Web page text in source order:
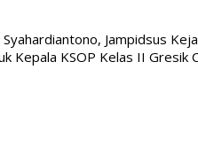
Jampidsus
Kepala KSOP Kelas II